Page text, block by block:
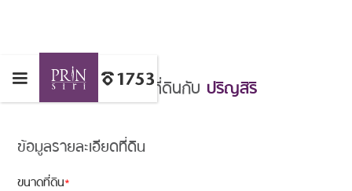
เสนอขายที่ดินกับ ปริญสิริ
ข้อมูลรายละเอียดที่ดิน
ขนาดที่ดิน*